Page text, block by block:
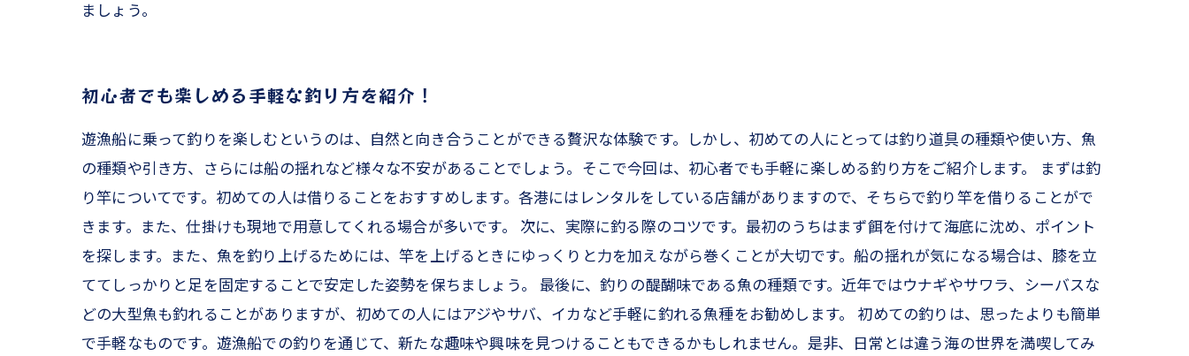
ましょう。
初心者でも楽しめる手軽な釣り方を紹介！
遊漁船に乗って釣りを楽しむというのは、自然と向き合うことができる贅沢な体験です。しかし、初めての人にとっては釣り道具の種類や使い方、魚
の種類や引き方、さらには船の揺れなど様々な不安があることでしょう。そこで今回は、初心者でも手軽に楽しめる釣り方をご紹介します。 まずは釣
り竿についてです。初めての人は借りることをおすすめします。各港にはレンタルをしている店舗がありますので、そちらで釣り竿を借りることがで
きます。また、仕掛けも現地で用意してくれる場合が多いです。 次に、実際に釣る際のコツです。最初のうちはまず餌を付けて海底に沈め、ポイント
を探します。また、魚を釣り上げるためには、竿を上げるときにゆっくりと力を加えながら巻くことが大切です。船の揺れが気になる場合は、膝を立
ててしっかりと足を固定することで安定した姿勢を保ちましょう。 最後に、釣りの醍醐味である魚の種類です。近年ではウナギやサワラ、シーバスな
どの大型魚も釣れることがありますが、初めての人にはアジやサバ、イカなど手軽に釣れる魚種をお勧めします。 初めての釣りは、思ったよりも簡単
で手軽なものです。遊漁船での釣りを通じて、新たな趣味や興味を見つけることもできるかもしれません。是非、日常とは違う海の世界を満喫してみ